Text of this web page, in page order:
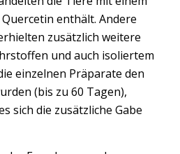
enthält. Andere
zusätzlich weitere
und auch isoliertem
einzelnen Präparate den
(bis zu 60 Tagen),
sich die zusätzliche Gabe